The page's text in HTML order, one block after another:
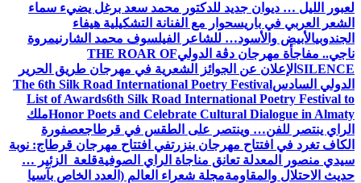
لعبور الليل … ديوان جديد للدكتور محمد سعد برغل يضيء سماء
الشعر العربي في باريسحوار مع الفنانة التشكيلية هيفاء
الجندوبيالأبيض والأسود… للشاعر الفيلسوف محمد الشارنيمروة
ناجي.. مفاجأة مهرجان دڨة الدوليTHE ROAR OF
SILENCE الإعلان عن الجوائز الشعرية في مهرجان طريق الحرير
الدولي السادسThe 6th Silk Road International Poetry Festival
List of Awards6th Silk Road International Poetry Festival to
Honor Poets and Celebrate Cultural Dialogue in Almatyملك
الراي ينتصر للفن… وينتصر على الطقس في قرطاجعصفورة
الكاف تغرد في افتتاح مهرجان بنزرتفي افتتاح مهرجان قرطاج: نوبة
سيدي منصور المعدلة تعانق مناجاة الراي الصوفيةقلعة الزئير …
حديث الاحتلال والمقاومةمجلة شعراء العالم (العدد الخاص بآسيا